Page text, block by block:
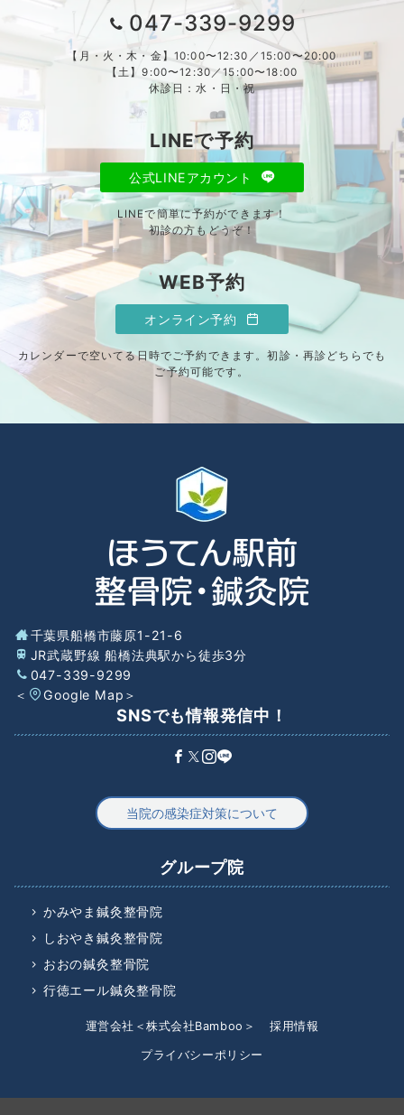
047-339-9299
【月・火・木・金】10:00〜12:30／15:00〜20:00
【土】9:00〜12:30／15:00〜18:00
休診日：水・日・祝
LINEで予約
公式LINEアカウント
LINEで簡単に予約ができます！
初診の方もどうぞ！
WEB予約
オンライン予約
カレンダーで空いてる日時でご予約できます。初診・再診どちらでも
ご予約可能です。
千葉県船橋市藤原1-21-6
JR武蔵野線 船橋法典駅から徒歩3分
047-339-9299
＜
Google Map ＞
SNSでも情報発信中！
当院の感染症対策について
グループ院
かみやま鍼灸整骨院
しおやき鍼灸整骨院
おおの鍼灸整骨院
行徳エール鍼灸整骨院
運営会社＜株式会社Bamboo＞ 採用情報
プライバシーポリシー